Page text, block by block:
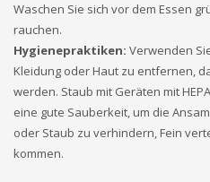
Waschen Sie sich vor dem Essen
rauchen.
Hygienepraktiken: Verwenden
Kleidung oder Haut zu entfernen,
werden. Staub mit Geräten mit
eine gute Sauberkeit, um die
oder Staub zu verhindern, Fein
kommen.